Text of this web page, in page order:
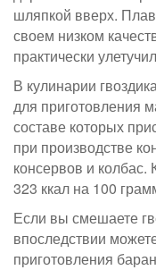
шляпкой вверх.
своем низком
практически
В кулинарии
для приготовления
составе которых
при производстве
консервов и колбас.
323 ккал на 100
Если вы смешаете
впоследствии
приготовления